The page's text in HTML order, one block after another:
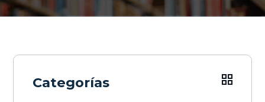
Categorías